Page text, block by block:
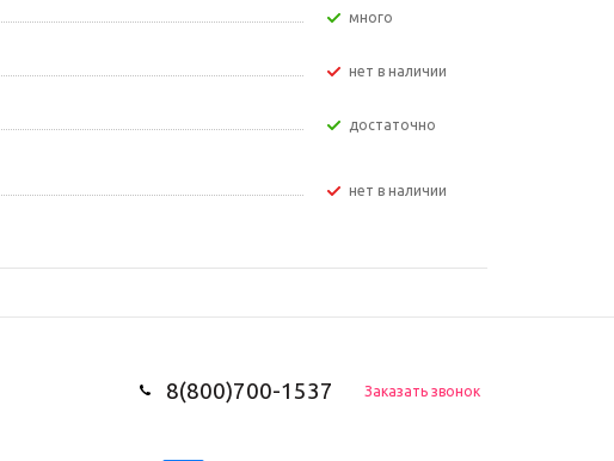
Много
Нет в наличии
Достаточно
Нет в наличии
8(800)700-1537 Заказать звонок